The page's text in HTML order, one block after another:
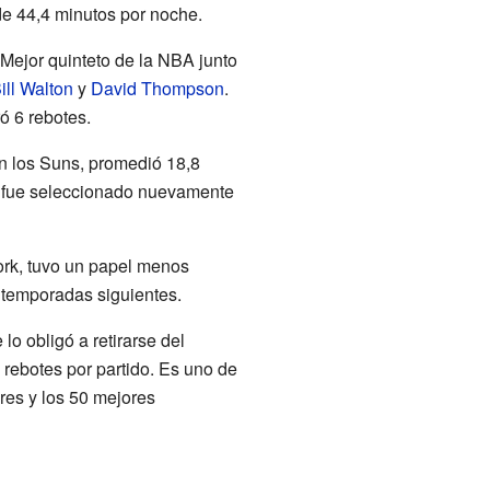
44,4 minutos por noche.
quinteto de la NBA junto
Walton y David Thompson.
6 rebotes.
los Suns, promedió 18,8
seleccionado nuevamente
tuvo un papel menos
siguientes.
obligó a retirarse del
por partido. Es uno de
y los 50 mejores